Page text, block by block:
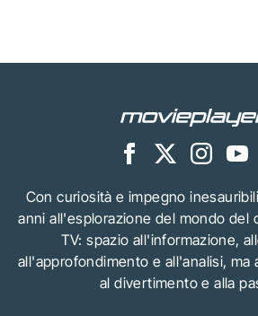
Con curiosità e impegno
anni all'esplorazione del mondo del
TV: spazio all'informazione,
all'approfondimento e all'analisi,
al divertimento e alla